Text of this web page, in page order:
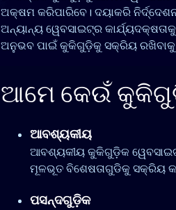
ଅକ୍ଷମ କରିପାରିବେ। ଦୟାକରି
ଅନ୍ୟାନ୍ୟ ୱେବସାଇଟ୍‌ର
ଅନୁଭବ ପାଇଁ କୁକିଗୁଡ଼ିକୁ ସକ୍ରିୟ ରଖିବାକୁ
ଆମେ କେଉଁ
ଆବଶ୍ୟକୀୟ
ଆବଶ୍ୟକୀୟ କୁକିଗୁଡ଼ିକ
ମୂଳଭୂତ ବିଶେଷତାଗୁଡିକୁ ସକ୍ରିୟ
ପସନ୍ଦଗୁଡ଼ିକ